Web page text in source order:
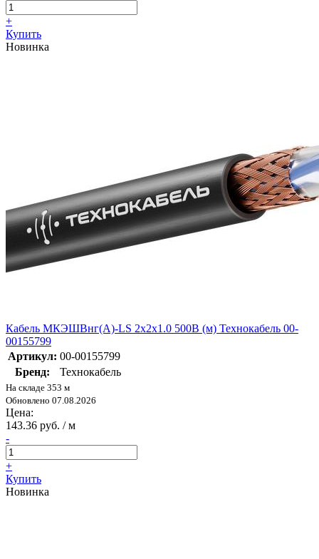
+
Купить
Новинка
Кабель МКЭШВнг(А)-LS 2х2х1.0 500В (м) Технокабель 00-
00155799
Артикул: 00-00155799
Бренд:
Технокабель
На складе 353 м
Обновлено 07.08.2026
Цена:
143.36 руб. / м
-
+
Купить
Новинка